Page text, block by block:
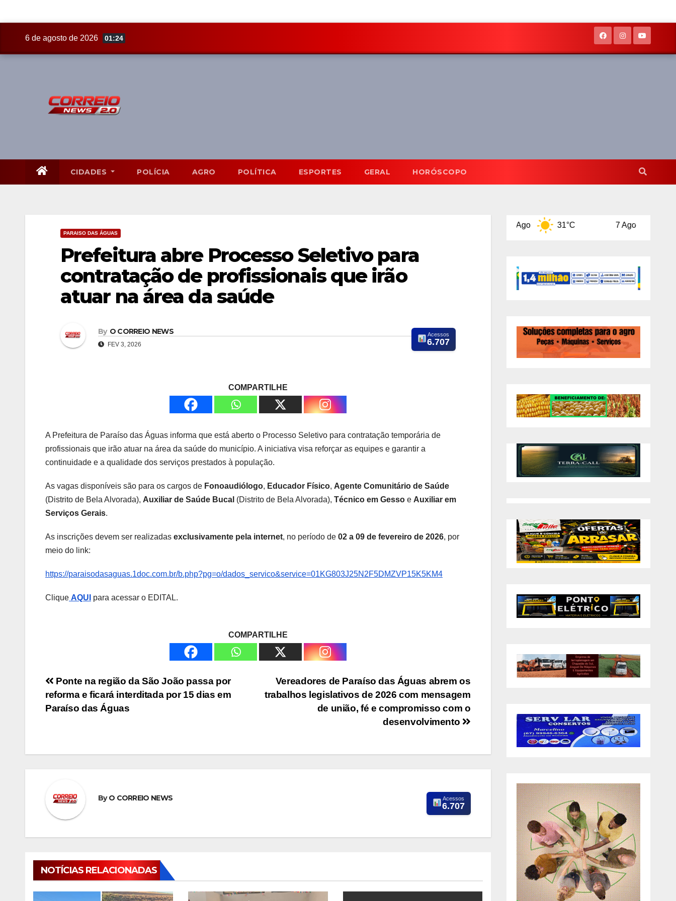
6 de agosto de 2026 01:24
CIDADES POLÍCIA AGRO POLÍTICA ESPORTES GERAL HORÓSCOPO
PARAISO DAS ÁGUAS
Prefeitura abre Processo Seletivo para
contratação de profissionais que irão
atuar na área da saúde
By O CORREIO NEWS
FEV 3, 2026
Acessos
6.707
COMPARTILHE
A Prefeitura de Paraíso das Águas informa que está aberto o Processo Seletivo para contratação temporária de
profissionais que irão atuar na área da saúde do município. A iniciativa visa reforçar as equipes e garantir a
continuidade e a qualidade dos serviços prestados à população.
As vagas disponíveis são para os cargos de Fonoaudiólogo, Educador Físico, Agente Comunitário de Saúde
(Distrito de Bela Alvorada), Auxiliar de Saúde Bucal (Distrito de Bela Alvorada), Técnico em Gesso e Auxiliar em
Serviços Gerais.
As inscrições devem ser realizadas exclusivamente pela internet, no período de 02 a 09 de fevereiro de 2026, por
meio do link:
https://paraisodasaguas.1doc.com.br/b.php?pg=o/dados_servico&service=01KG803J25N2F5DMZVP15K5KM4
Clique AQUI para acessar o EDITAL.
COMPARTILHE
Navegação
de
Vereadores de Paraíso das Águas abrem os
trabalhos legislativos de 2026 com mensagem
de união, fé e compromisso com o
desenvolvimento
Ponte na região da São João passa por
reforma e ficará interditada por 15 dias em
Paraíso das Águas
ByO CORREIO NEWS Acessos
6.707
NOTÍCIAS RELACIONADAS
31°C 29°C